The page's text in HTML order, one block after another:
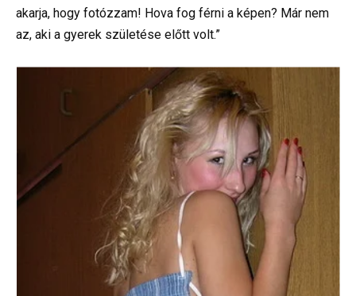
akarja, hogy fotózzam! Hova fog férni a képen? Már nem
az, aki a gyerek születése előtt volt.”